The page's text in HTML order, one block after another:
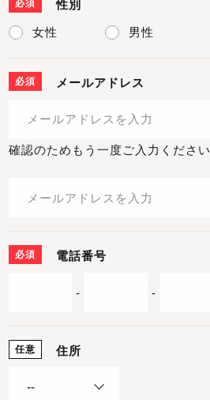
必須 性別
女性 男性
必須 メールアドレス
確認のためもう一度ご入力ください
必須 電話番号
- -
任意 住所